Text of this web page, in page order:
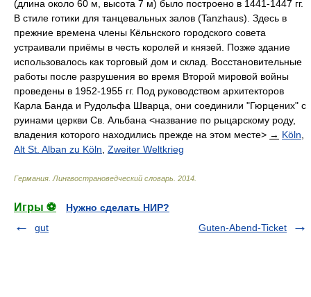
(длина около 60 м, высота 7 м) было построено в 1441-1447 гг.
В стиле готики для танцевальных залов (Tanzhaus). Здесь в
прежние времена члены Кёльнского городского совета
устраивали приёмы в честь королей и князей. Позже здание
использовалось как торговый дом и склад. Восстановительные
работы после разрушения во время Второй мировой войны
проведены в 1952-1955 гг. Под руководством архитекторов
Карла Банда и Рудольфа Шварца, они соединили "Гюрцених" с
руинами церкви Св. Альбана <название по рыцарскому роду,
владения которого находились прежде на этом месте> → Köln
Alt St. Alban zu Köln Zweiter Weltkrieg
Германия. Лингвострановедческий словарь 2014
Игры ⚽
Нужно сделать НИР?
gut
Guten-Abend-Ticket